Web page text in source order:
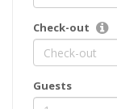
Check-out
Guests